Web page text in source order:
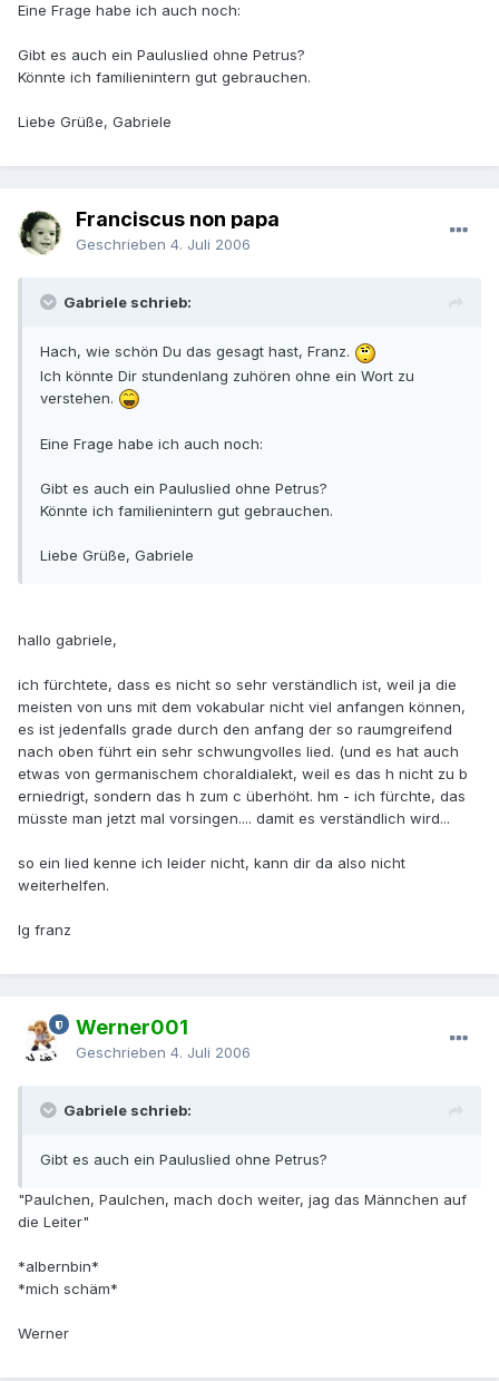
Eine Frage habe ich auch noch:
Gibt es auch ein Pauluslied ohne Petrus?
Könnte ich familienintern gut gebrauchen.
Liebe Grüße, Gabriele
Franciscus non papa
Geschrieben 4. Juli 2006
Gabriele schrieb:
Hach, wie schön Du das gesagt hast, Franz.
Ich könnte Dir stundenlang zuhören ohne ein Wort zu
verstehen.
Eine Frage habe ich auch noch:
Gibt es auch ein Pauluslied ohne Petrus?
Könnte ich familienintern gut gebrauchen.
Liebe Grüße, Gabriele
hallo gabriele,
ich fürchtete, dass es nicht so sehr verständlich ist, weil ja die
meisten von uns mit dem vokabular nicht viel anfangen können,
es ist jedenfalls grade durch den anfang der so raumgreifend
nach oben führt ein sehr schwungvolles lied. (und es hat auch
etwas von germanischem choraldialekt, weil es das h nicht zu b
erniedrigt, sondern das h zum c überhöht. hm - ich fürchte, das
müsste man jetzt mal vorsingen.... damit es verständlich wird...
so ein lied kenne ich leider nicht, kann dir da also nicht
weiterhelfen.
lg franz
Werner001
Geschrieben 4. Juli 2006
Gabriele schrieb:
Gibt es auch ein Pauluslied ohne Petrus?
"Paulchen, Paulchen, mach doch weiter, jag das Männchen auf
die Leiter"
*albernbin*
*mich schäm*
Werner